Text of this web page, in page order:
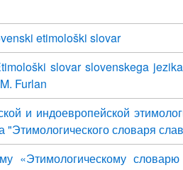
etimološki slovar
slovar slovenskega
Furlan
и индоевропейской
"Этимологического словаря
«Этимологическому словарю